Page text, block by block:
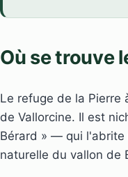
Où se trouve
Le refuge de la Pierre
de Vallorcine. Il est
Bérard » — qui l'abrite
naturelle du vallon de